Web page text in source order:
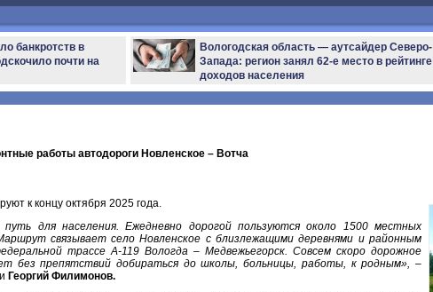
банкротств в
почти на
Вологодская область — аутсайдер Северо-
Запада: регион занял 62-е место в рейтинге
доходов населения
работы автодороги Новленское – Вотча
к концу октября 2025 года.
для населения. Ежедневно дорогой пользуются около 1500 местных
связывает село Новленское с близлежащими деревнями и районным
трассе А-119 Вологда – Медвежьегорск. Совсем скоро дорожное
без препятствий добираться до школы, больницы, работы, к родным», –
Георгий Филимонов.